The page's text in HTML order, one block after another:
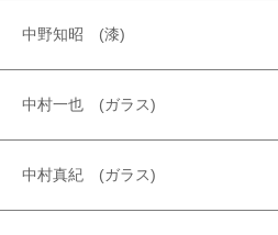
中野知昭 (漆)
中村一也 (ガラス)
中村真紀 (ガラス)